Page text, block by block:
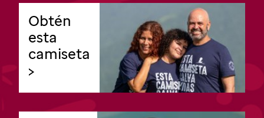
Obtén
esta
camiseta
>